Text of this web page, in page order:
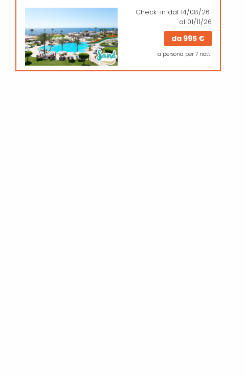
Check-in dal 14/08/26
al 01/11/26
da 995 €
a persona per 7 notti